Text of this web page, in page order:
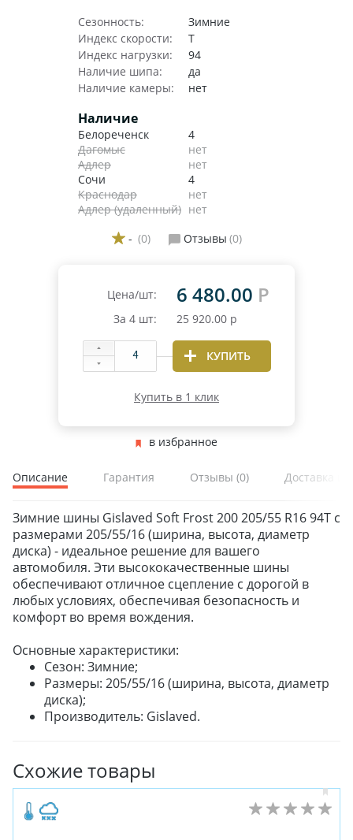
Сезонность:
Зимние
Индекс скорости:
T
Индекс нагрузки:
94
Наличие шипа:
да
Наличие камеры:
нет
Наличие
Белореченск
4
Дагомыс
нет
Адлер
нет
Сочи
4
Краснодар
нет
Адлер (удаленный) нет
- (0) Отзывы (0)
Цена/шт: 6 480.00 Р
За 4 шт: 25 920.00 р
КУПИТЬ
Купить в 1 клик
в избранное
Описание Гарантия Отзывы (0) Доставка и
Зимние шины Gislaved Soft Frost 200 205/55 R16 94T с
размерами 205/55/16 (ширина, высота, диаметр
диска) - идеальное решение для вашего
автомобиля. Эти высококачественные шины
обеспечивают отличное сцепление с дорогой в
любых условиях, обеспечивая безопасность и
комфорт во время вождения.
Основные характеристики:
Сезон: Зимние;
Размеры: 205/55/16 (ширина, высота, диаметр
диска);
Производитель: Gislaved.
Схожие товары